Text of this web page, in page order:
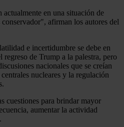
actualmente en una situación de
afirman los autores del
e incertidumbre se debe en
de Trump a la palestra, pero
nacionales que se creían
nucleares y la regulación
cuestiones para brindar mayor
aumentar la actividad